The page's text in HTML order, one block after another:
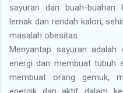
sayuran dan buah-
lemak dan rendah kalori,
masalah obesitas.
Menyantap sayuran
energi dan membuat tubuh
membuat orang gemuk,